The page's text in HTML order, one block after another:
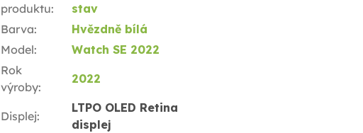
produktu:
stav
Barva:
Hvězdně bílá
Model:
Watch SE 2022
Rok
výroby:
2022
Displej:
LTPO OLED Retina
displej